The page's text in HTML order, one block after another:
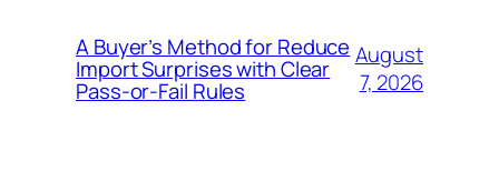
A Buyer’s Method for Reduce
Import Surprises with Clear
Pass-or-Fail Rules
August
7, 2026